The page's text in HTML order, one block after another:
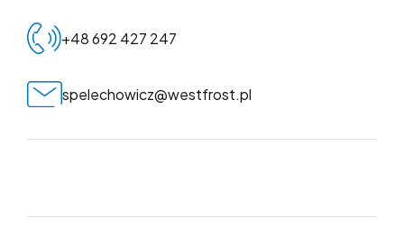
+48 692 427 247
spelechowicz@westfrost.pl